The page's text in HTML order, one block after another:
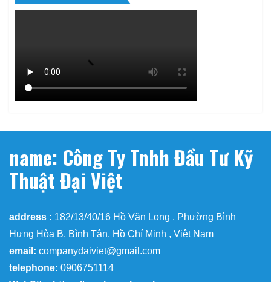
name: Công Ty Tnhh Đầu Tư Kỹ
Thuật Đại Việt
address : 182/13/40/16 Hồ Văn Long , Phường Bình
Hưng Hòa B, Bình Tân, Hồ Chí Minh , Việt Nam
email: companydaiviet@gmail.com
telephone: 0906751114